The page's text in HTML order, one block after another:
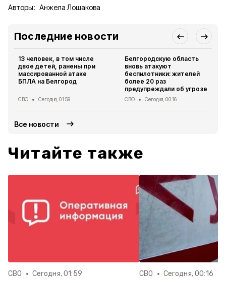
Авторы: Анжела Лошакова
Последние новости
13 человек, в том числе
двое детей, ранены при
массированной атаке
БПЛА на Белгород
СВО Сегодня, 01:59
Белгородскую область
вновь атакуют
беспилотники: жителей
более 20 раз
предупреждали об угрозе
СВО Сегодня, 00:16
Все новости
Читайте также
СВО Сегодня, 01:59 СВО Сегодня, 00:16